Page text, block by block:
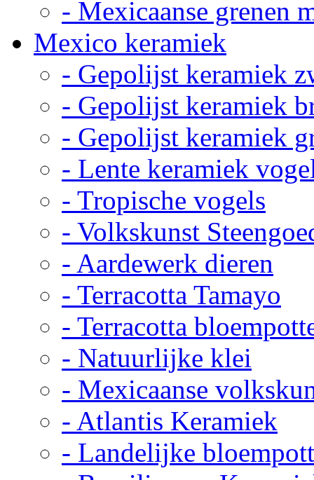
- Mexicaanse grenen
Mexico keramiek
- Gepolijst keramiek
- Gepolijst keramiek
- Gepolijst keramiek
- Lente keramiek
- Tropische vogels
- Volkskunst
- Aardewerk dieren
- Terracotta Tamayo
- Terracotta
- Natuurlijke klei
- Mexicaanse
- Atlantis Keramiek
- Landelijke